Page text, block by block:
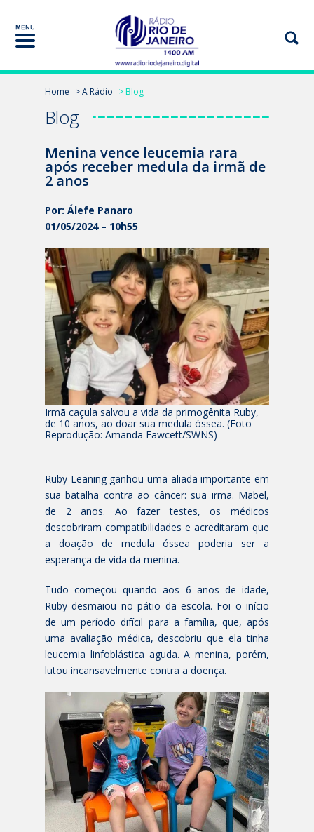
Home > A Rádio > Blog
Blog
Menina vence leucemia rara
após receber medula da irmã de
2 anos
Por: Álefe Panaro
01/05/2024 – 10h55
Irmã caçula salvou a vida da primogênita Ruby,
de 10 anos, ao doar sua medula óssea. (Foto
Reprodução: Amanda Fawcett/SWNS)
Ruby Leaning ganhou uma aliada importante em
sua batalha contra ao câncer: sua irmã. Mabel,
de 2 anos. Ao fazer testes, os médicos
descobriram compatibilidades e acreditaram que
a doação de medula óssea poderia ser a
esperança de vida da menina.
Tudo começou quando aos 6 anos de idade,
Ruby desmaiou no pátio da escola. Foi o início
de um período difícil para a família, que, após
uma avaliação médica, descobriu que ela tinha
leucemia linfoblástica aguda. A menina, porém,
lutou incansavelmente contra a doença.